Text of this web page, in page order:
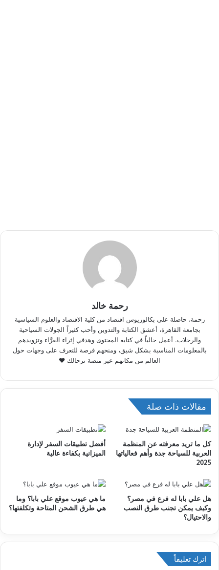
رحمة خالد
رحمة، حاصلة على بكالوريوس اقتصاد من كلية الاقتصاد والعلوم السياسية
بجامعة القاهرة، أعشق الكتابة والتدوين وأحب كثيراً الجولات السياحية
والرحلات. أعمل حالياً في كتابة المحتوى وهدفي إثراء القرَّاء وتزويدهم
بالمعلومات المناسبة بشكل شيق، ومنحهم فرصة للتعرف على وجهات حول
العالم من مكانهم عبر منصة ترحالك ♥
مقالات ذات صلة
كل ما تريد معرفته عن المنظمة
العربية للسياحة جدة وأهم فعالياتها
2025
أفضل تطبيقات السفر لإدارة
الميزانية بكفاءة عالية
هل علي بابا له فرع في مصر؟
وكيف يمكن تجنب طرق النصب
والاحتيال؟
ما هي عيوب موقع علي بابا؟ وما
هي طرق الشحن المتاحة وتكلفتها؟
اترك تعليقاً